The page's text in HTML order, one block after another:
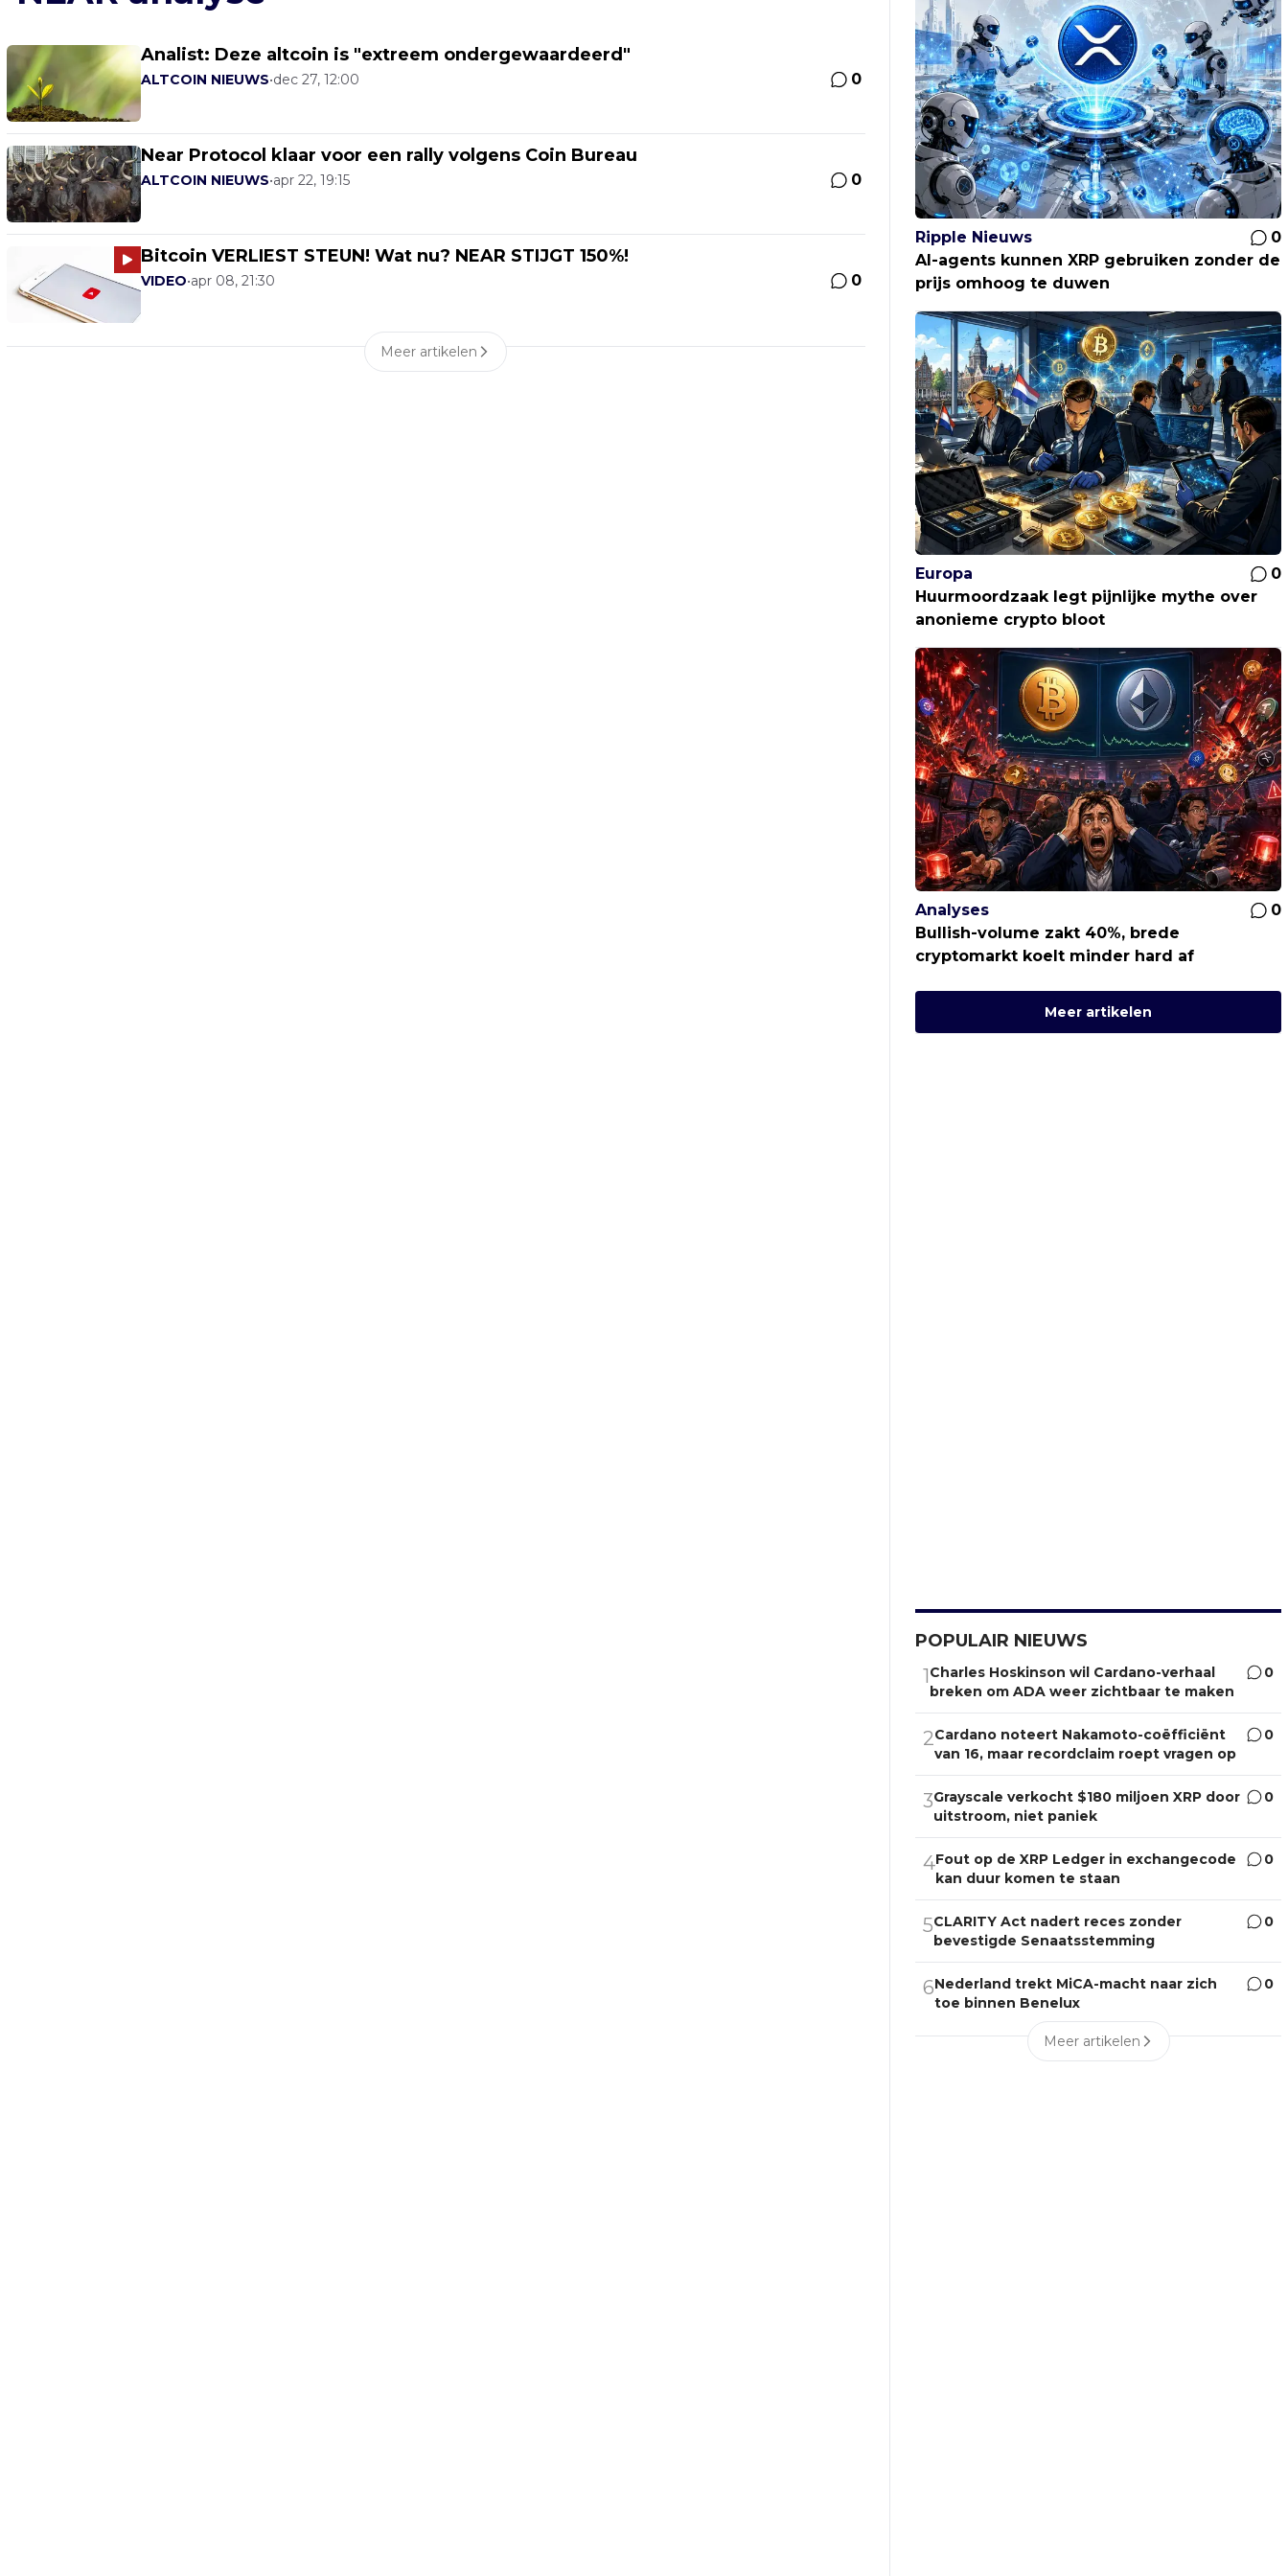
Analist: Deze altcoin is "extreem ondergewaardeerd"
ALTCOIN NIEUWS•dec 27, 12:00 0
Near Protocol klaar voor een rally volgens Coin Bureau
ALTCOIN NIEUWS•apr 22, 19:15 0
Bitcoin VERLIEST STEUN! Wat nu? NEAR STIJGT 150%!
VIDEO•apr 08, 21:30 0
Meer artikelen
Ripple Nieuws
0
AI-agents kunnen XRP gebruiken zonder de
prijs omhoog te duwen
Europa
0
Huurmoordzaak legt pijnlijke mythe over
anonieme crypto bloot
Analyses
0
Bullish-volume zakt 40%, brede
cryptomarkt koelt minder hard af
Meer artikelen
POPULAIR NIEUWS
1Charles Hoskinson wil Cardano-verhaal
breken om ADA weer zichtbaar te maken
0
2Cardano noteert Nakamoto-coëfficiënt
van 16, maar recordclaim roept vragen op
0
3Grayscale verkocht $180 miljoen XRP door
uitstroom, niet paniek
0
4Fout op de XRP Ledger in exchangecode
kan duur komen te staan
0
5CLARITY Act nadert reces zonder
bevestigde Senaatsstemming
0
6Nederland trekt MiCA-macht naar zich
toe binnen Benelux
0
Meer artikelen